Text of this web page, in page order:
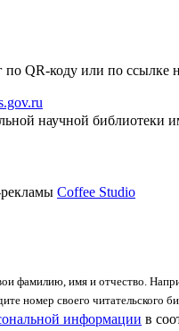
по QR-коду или по ссылке
научной библиотеки
рекламы Coffee Studio
фамилию, имя и отчество.
номер своего читательского
информации в